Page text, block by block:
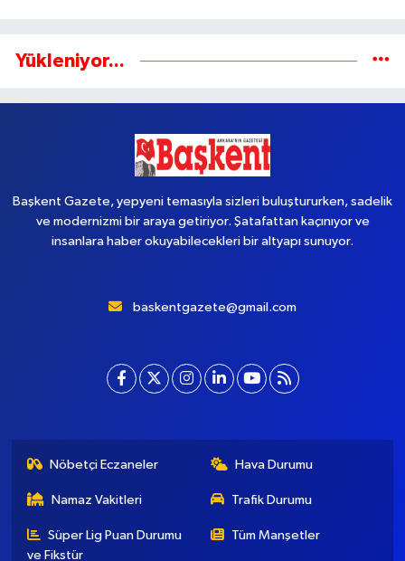
ve modernizmi bir araya getiriyor. Şatafattan kaçınıyor ve
baskentgazete@gmail.com
Nöbetçi Eczaneler